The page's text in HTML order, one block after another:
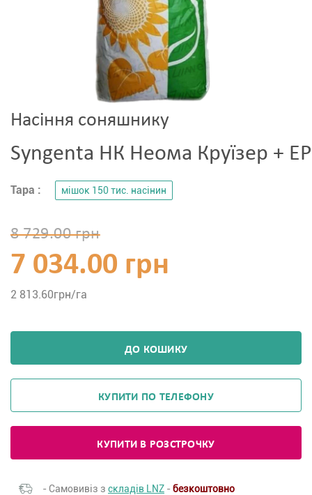
Насіння соняшнику
Syngenta НК Неома Круїзер +
Тара : мішок 150 тис. насінин
8 729.00 грн
7 034.00 грн
2 813.60грн/га
ДО КОШИКУ
КУПИТИ ПО ТЕЛЕФОНУ
КУПИТИ В РОЗСТРОЧКУ
- Самовивіз з складів LNZ - безкоштовно